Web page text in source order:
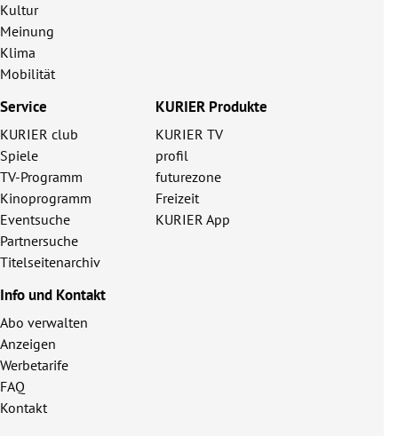
Kultur
Meinung
Klima
Mobilität
Service
KURIER club
Spiele
TV-Programm
Kinoprogramm
Eventsuche
Partnersuche
Titelseitenarchiv
KURIER Produkte
KURIER TV
profil
futurezone
Freizeit
KURIER App
Info und Kontakt
Abo verwalten
Anzeigen
Werbetarife
FAQ
Kontakt